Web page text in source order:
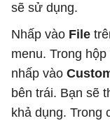
sẽ sử dụng.
Nhấp vào File
menu. Trong
nhấp vào
bên trái. Bạn sẽ
khả dụng. Trong